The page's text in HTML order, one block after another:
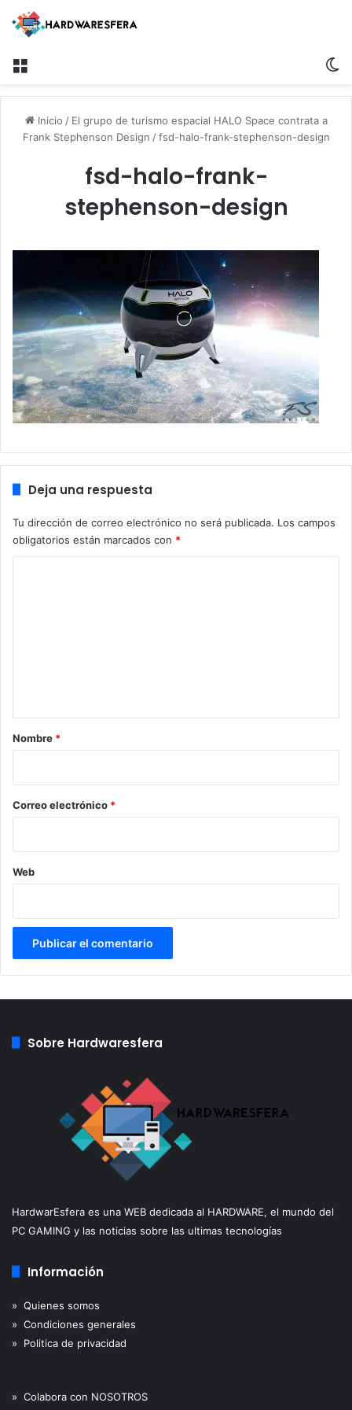
Inicio / El grupo de turismo espacial HALO Space contrata a
Frank Stephenson Design / fsd-halo-frank-stephenson-design
fsd-halo-frank-
stephenson-design
Deja una respuesta
Tu dirección de correo electrónico no será publicada. Los campos
obligatorios están marcados con *
r
*
Nombre *
Correo electrónico *
Web
Sobre Hardwaresfera
HardwarEsfera es una WEB dedicada al HARDWARE, el mundo del
PC GAMING y las noticias sobre las ultimas tecnologías
Información
» Quienes somos
» Condiciones generales
» Politica de privacidad
» Colabora con NOSOTROS